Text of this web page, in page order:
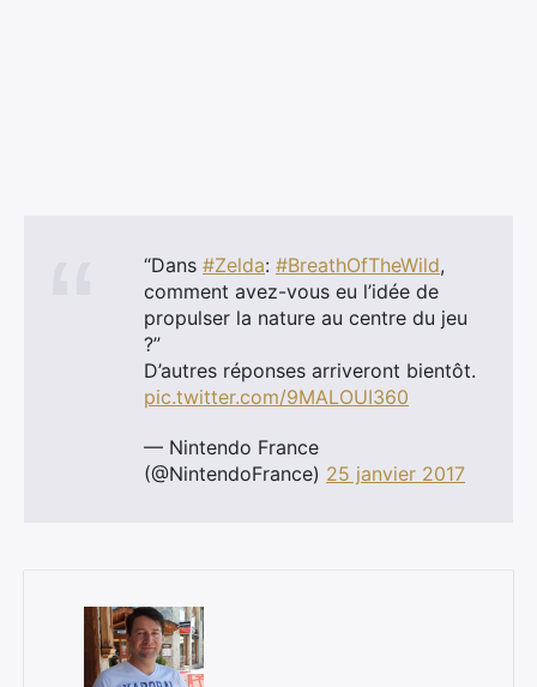
“Dans #Zelda: #BreathOfTheWild,
comment avez-vous eu l’idée de
propulser la nature au centre du jeu
?”
D’autres réponses arriveront bientôt.
pic.twitter.com/9MALOUI360
— Nintendo France
(@NintendoFrance) 25 janvier 2017